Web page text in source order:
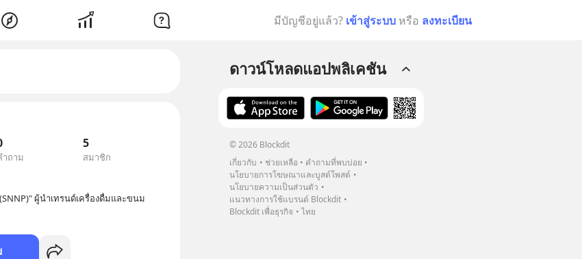
มีบัญชีอยู่แล้ว? เข้าสู่ระบบ หรือ ลงทะเบียน
ำถาม
5
สมาชิก
ผู้นำเทรนด์เครื่องดื่มและขนม
ดาวน์โหลดแอปพลิเคชัน
© 2026 Blockdit
เกี่ยวกับ
ช่วยเหลือ
คำถามที่พบบ่อย
นโยบายการโฆษณาและบูสต์โพสต์
นโยบายความเป็นส่วนตัว
แนวทางการใช้แบรนด์ Blockdit
Blockdit เพื่อธุรกิจ
ไทย